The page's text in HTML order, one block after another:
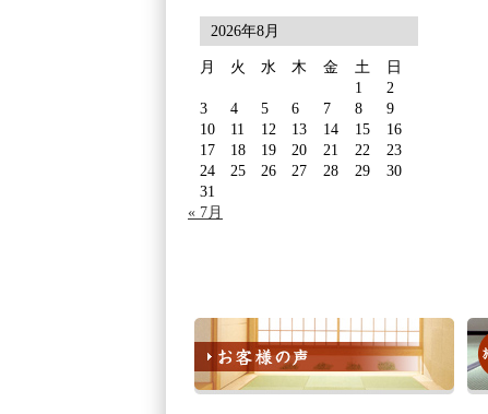
2026年8月
月 火 水 木 金 土
日
1
2
3
4 5 6 7 8
9
10
11 12 13 14 15
16
17
18 19 20 21 22
23
24
25 26 27 28 29
30
31
« 7月